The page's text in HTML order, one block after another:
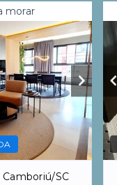
morar
SC